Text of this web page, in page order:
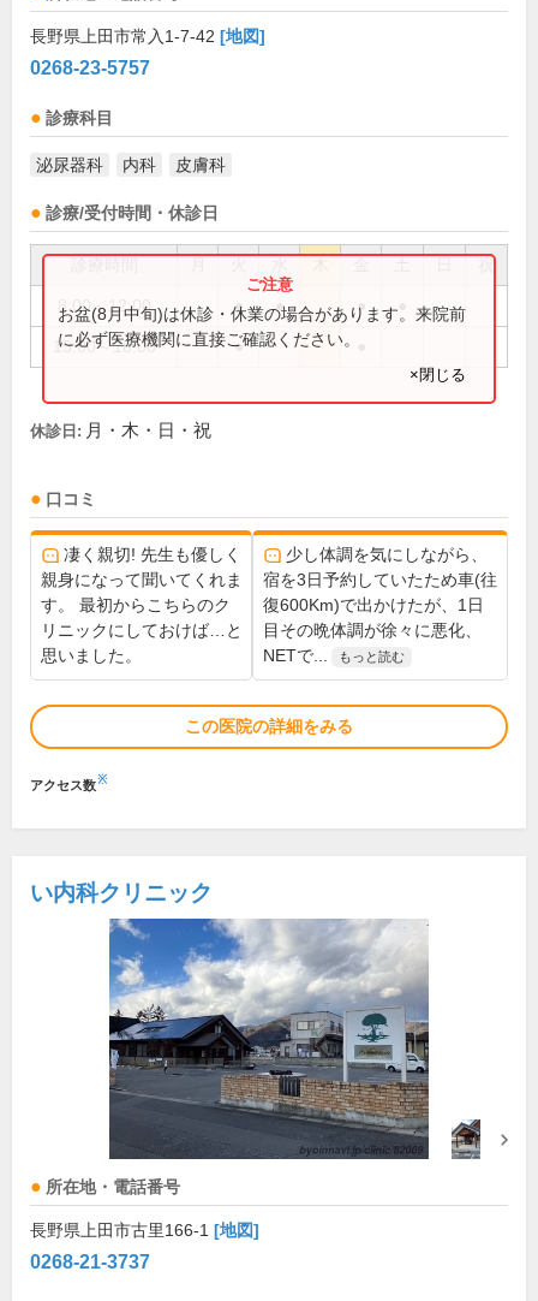
長野県上田市常入1-7-42 [地図]
0268-23-5757
診療科目
泌尿器科 内科 皮膚科
診療/受付時間・休診日
祝
8:00～12:00 ● ● ●
15:00～18:00 ●
お盆(8月中旬)は休診・休業の場合があります。来院前
に必ず医療機関に直接ご確認ください。
×閉じる
休診日: 月・木・日・祝
口コミ
凄く親切! 先生も優しく
親身になって聞いてくれま
す。 最初からこちらのク
リニックにしておけば…と
思いました。
少し体調を気にしながら、
宿を3日予約していたため車(往
復600Km)で出かけたが、1日
目その晩体調が徐々に悪化、
NETで...
もっと読む
この医院の詳細をみる
アクセス数※
い内科クリニック
所在地・電話番号
長野県上田市古里166-1 [地図]
0268-21-3737